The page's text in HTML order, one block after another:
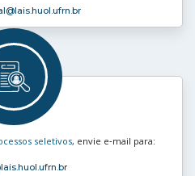
@lais.huol.ufrn.br
seletivos, envie e‑mail para: